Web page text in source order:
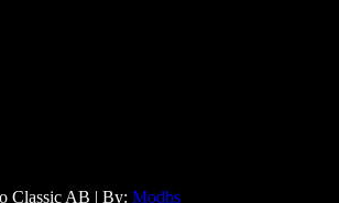
Classic AB | By: Modhs